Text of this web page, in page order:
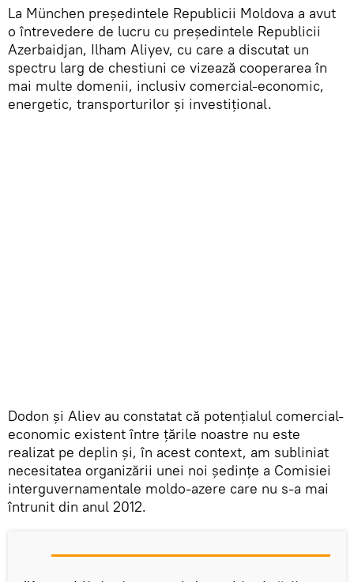
La München președintele Republicii Moldova a avut
o întrevedere de lucru cu președintele Republicii
Azerbaidjan, Ilham Aliyev, cu care a discutat un
spectru larg de chestiuni ce vizează cooperarea în
mai multe domenii, inclusiv comercial-economic,
energetic, transporturilor și investițional.
Dodon și Aliev au constatat că potențialul comercial-
economic existent între țările noastre nu este
realizat pe deplin și, în acest context, am subliniat
necesitatea organizării unei noi ședințe a Comisiei
interguvernamentale moldo-azere care nu s-a mai
întrunit din anul 2012.